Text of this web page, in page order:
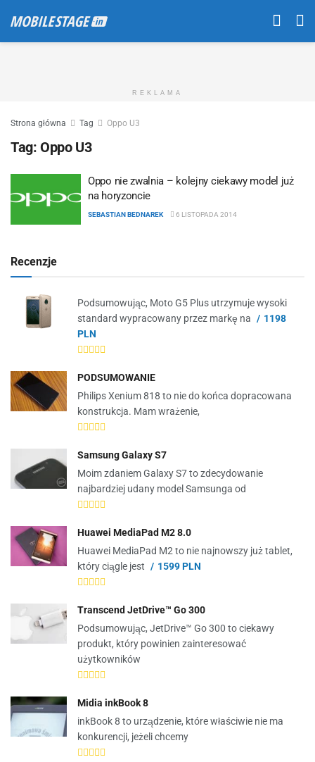
REKLAMA
Strona główna Tag Oppo U3
Tag: Oppo U3
Oppo nie zwalnia – kolejny ciekawy model już
na horyzoncie
SEBASTIAN BEDNAREK 6 LISTOPADA 2014
Recenzje
Podsumowując, Moto G5 Plus utrzymuje wysoki
standard wypracowany przez markę na
1198
PLN
PODSUMOWANIE
Philips Xenium 818 to nie do końca dopracowana
konstrukcja. Mam wrażenie,
Samsung Galaxy S7
Moim zdaniem Galaxy S7 to zdecydowanie
najbardziej udany model Samsunga od
Huawei MediaPad M2 8.0
Huawei MediaPad M2 to nie najnowszy już tablet,
który ciągle jest
1599 PLN
Transcend JetDrive™ Go 300
Podsumowując, JetDrive™ Go 300 to ciekawy
produkt, który powinien zainteresować
użytkowników
Midia inkBook 8
inkBook 8 to urządzenie, które właściwie nie ma
konkurencji, jeżeli chcemy